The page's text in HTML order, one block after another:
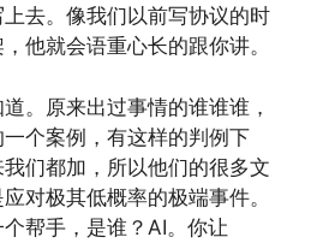
去。像我们以前写协议的时
他就会语重心长的跟你讲。
。原来出过事情的谁谁谁，
个案例，有这样的判例下
们都加，所以他们的很多文
对极其低概率的极端事件。
帮手，是谁？AI。你让